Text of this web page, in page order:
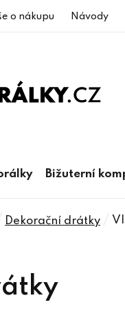
o nákupu Návody
Bižuterní
Dekorační drátky